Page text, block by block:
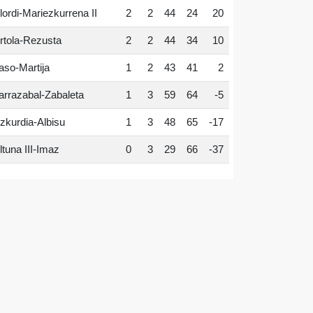
Mariezkurrena II 2 2 44 24 20
Rezusta 2 2 44 34 10
Martija 1 2 43 41 2
Zabaleta 1 3 59 64 -5
Albisu 1 3 48 65 -17
III-Imaz 0 3 29 66 -37